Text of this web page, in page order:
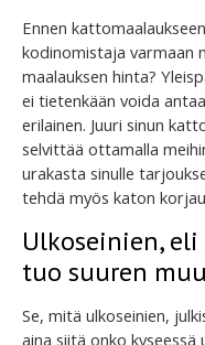
Ennen
kodinomistaja varmaan
maalauksen hinta?
ei tietenkään voida
erilainen. Juuri sinun
selvittää ottamalla
urakasta sinulle
tehdä myös katon
Ulkoseinien,
tuo suuren
Se, mitä ulkoseinien,
aina siitä onko kyseessä